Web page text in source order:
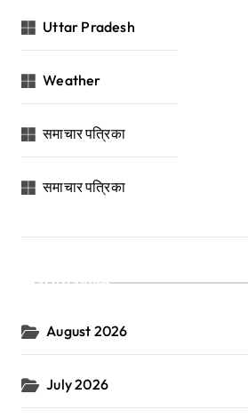
Uttar Pradesh
Weather
समाचार पत्रिका
समाचार पत्रिका
Archives
August 2026
July 2026